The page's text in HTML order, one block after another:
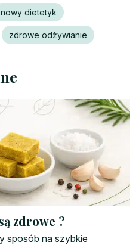
nowy dietetyk
zdrowe odżywianie
zdrowe ?
sposób na szybkie